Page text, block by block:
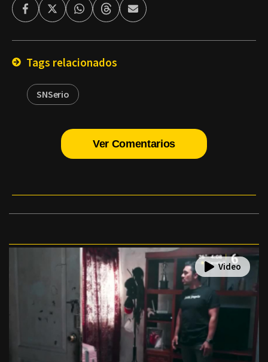
FacebookTwitterWhatsappThreadsEnviar
por
Tags relacionados
SNSerio
Ver Comentarios